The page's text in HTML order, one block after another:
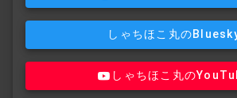
しゃちほこ丸の
しゃちほこ丸の